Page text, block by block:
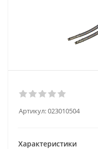
Артикул:023010504
Характеристики